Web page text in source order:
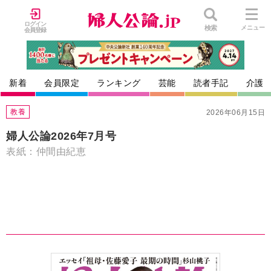
ログイン
会員登録
検索 メニュー
新着 会員限定 ランキング 芸能 読者手記 介護
2026年06月15日
教養
婦人公論2026年7月号
表紙：仲間由紀恵